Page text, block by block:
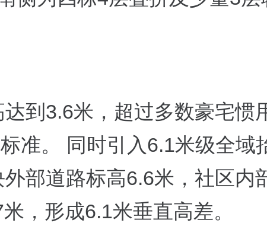
到3.6米，超过多数豪宅惯
准。 同时引入6.1米级全域
部道路标高6.6米，社区内
，形成6.1米垂直高差。